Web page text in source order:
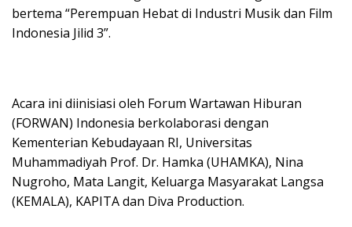
bertema “Perempuan Hebat di Industri Musik dan Film
Indonesia Jilid 3”.
Acara ini diinisiasi oleh Forum Wartawan Hiburan
(FORWAN) Indonesia berkolaborasi dengan
Kementerian Kebudayaan RI, Universitas
Muhammadiyah Prof. Dr. Hamka (UHAMKA), Nina
Nugroho, Mata Langit, Keluarga Masyarakat Langsa
(KEMALA), KAPITA dan Diva Production.